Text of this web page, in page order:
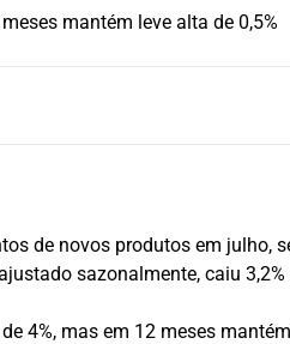
mantém leve alta de 0,5%
de novos produtos em julho,
sazonalmente, caiu
4%, mas em 12 meses